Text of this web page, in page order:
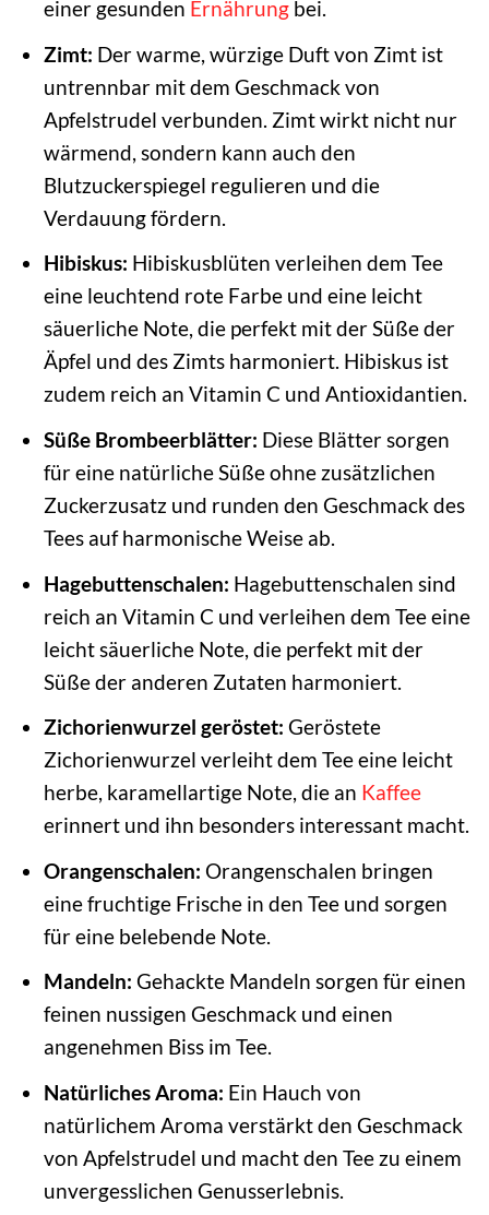
einer gesunden Ernährungbei.
Zimt: Der warme, würzige Duft von Zimt ist
untrennbar mit dem Geschmack von
Apfelstrudel verbunden. Zimt wirkt nicht nur
wärmend, sondern kann auch den
Blutzuckerspiegel regulieren und die
Verdauung fördern.
Hibiskus: Hibiskusblüten verleihen dem Tee
eine leuchtend rote Farbe und eine leicht
säuerliche Note, die perfekt mit der Süße der
Äpfel und des Zimts harmoniert. Hibiskus ist
zudem reich an Vitamin C und Antioxidantien.
Süße Brombeerblätter: Diese Blätter sorgen
für eine natürliche Süße ohne zusätzlichen
Zuckerzusatz und runden den Geschmack des
Tees auf harmonische Weise ab.
Hagebuttenschalen: Hagebuttenschalen sind
reich an Vitamin C und verleihen dem Tee eine
leicht säuerliche Note, die perfekt mit der
Süße der anderen Zutaten harmoniert.
Zichorienwurzel geröstet: Geröstete
Zichorienwurzel verleiht dem Tee eine leicht
herbe, karamellartige Note, die an Kaffee
erinnert und ihn besonders interessant macht.
Orangenschalen: Orangenschalen bringen
eine fruchtige Frische in den Tee und sorgen
für eine belebende Note.
Mandeln: Gehackte Mandeln sorgen für einen
feinen nussigen Geschmack und einen
angenehmen Biss im Tee.
Natürliches Aroma: Ein Hauch von
natürlichem Aroma verstärkt den Geschmack
von Apfelstrudel und macht den Tee zu einem
unvergesslichen Genusserlebnis.